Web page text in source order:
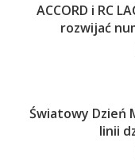
ACCORD i RC
rozwijać
Światowy Dzień
linii